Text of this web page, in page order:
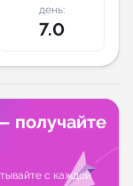
день:
7.0
получайте
с каждой